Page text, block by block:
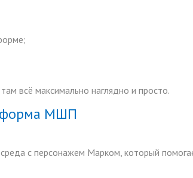
всё максимально наглядно и просто.
МШП
с персонажем Марком, который